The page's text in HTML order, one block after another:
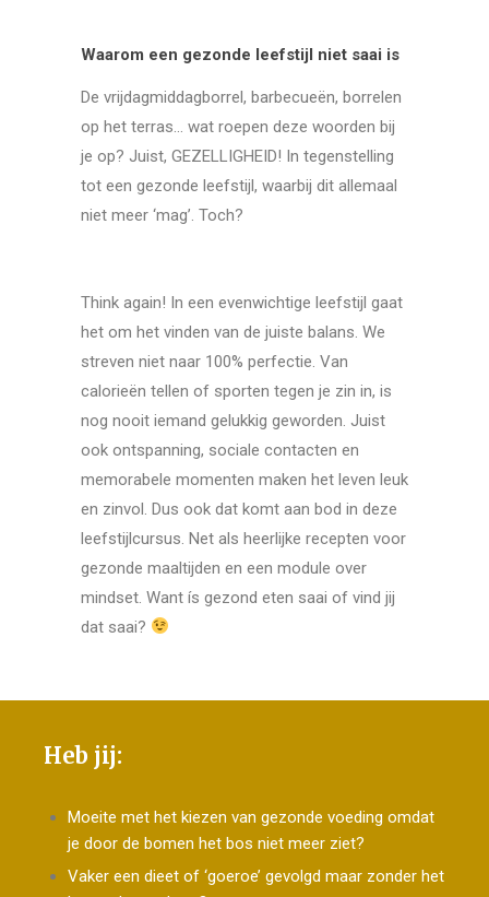
Waarom een gezonde leefstijl niet saai is
De vrijdagmiddagborrel, barbecueën, borrelen
op het terras… wat roepen deze woorden bij
je op? Juist, GEZELLIGHEID! In tegenstelling
tot een gezonde leefstijl, waarbij dit allemaal
niet meer ‘mag’. Toch?
Think again! In een evenwichtige leefstijl gaat
het om het vinden van de juiste balans. We
streven niet naar 100% perfectie. Van
calorieën tellen of sporten tegen je zin in, is
nog nooit iemand gelukkig geworden. Juist
ook ontspanning, sociale contacten en
memorabele momenten maken het leven leuk
en zinvol. Dus ook dat komt aan bod in deze
leefstijlcursus. Net als heerlijke recepten voor
gezonde maaltijden en een module over
mindset. Want ís gezond eten saai of vind jij
dat saai?
Heb jij:
Moeite met het kiezen van gezonde voeding omdat
je door de bomen het bos niet meer ziet?
Vaker een dieet of ‘goeroe’ gevolgd maar zonder het